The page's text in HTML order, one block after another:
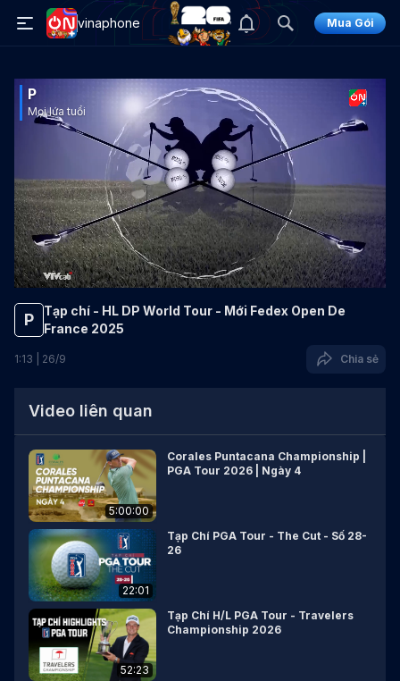
vinaphone Mua Gói
P
Mọi lứa tuổi
P
Tạp chí - HL DP World Tour - Mới Fedex Open De
France 2025
1:13 26/9 Chia sẻ
Video liên quan
5:00:00
Corales Puntacana Championship |
PGA Tour 2026 | Ngày 4
22:01
Tạp Chí PGA Tour - The Cut - Số 28-
26
52:23
Tạp Chí H/L PGA Tour - Travelers
Championship 2026